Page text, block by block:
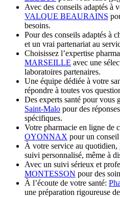
Avec des conseils adaptés à
VALQUE BEAURAINS
besoins.
Pour des conseils adaptés à
et un vrai partenariat au
Choisissez l’expertise
MARSEILLE avec une
laboratoires partenaires.
Une équipe dédiée à votre
répondre à toutes vos
Des experts santé pour vous
Saint-Malo pour des
spécifiques.
Votre pharmacie en ligne de
OYONNAX pour un
À votre service au quotidien,
suivi personnalisé, même à
Avec un suivi sérieux et
MONTESSON pour des
À l’écoute de votre santé:
une préparation rigoureuse